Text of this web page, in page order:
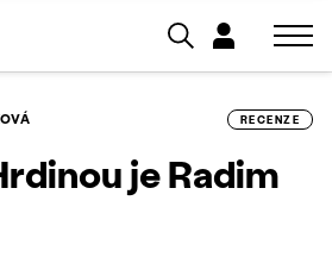
RECENZE
je Radim